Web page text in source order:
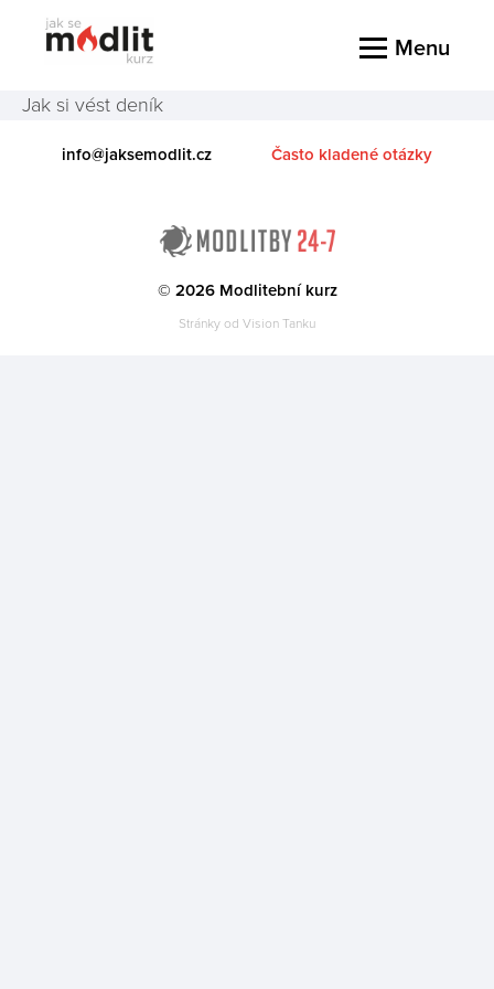
Menu
Jak si vést deník
© 2026 Modlitební kurz
info@jaksemodlit.cz Často kladené otázky
Stránky od Vision Tanku